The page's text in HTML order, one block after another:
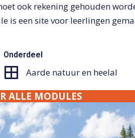
ook rekening gehouden
is een site voor leerlingen
Onderdeel
Aarde natuur en heelal
ALLE MODULES